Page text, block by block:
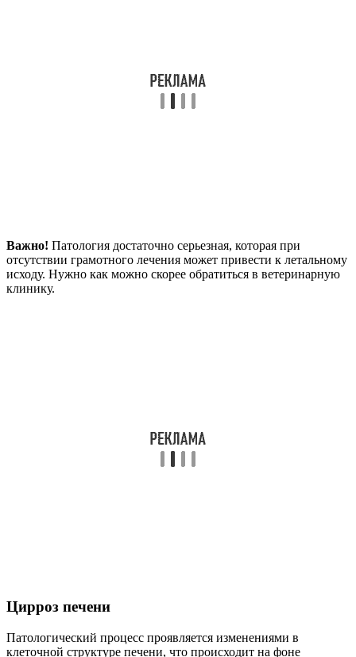
Важно! Патология достаточно серьезная, которая при
отсутствии грамотного лечения может привести к летальному
исходу. Нужно как можно скорее обратиться в ветеринарную
клинику.
Цирроз печени
Патологический процесс проявляется изменениями в
клеточной структуре печени, что происходит на фоне